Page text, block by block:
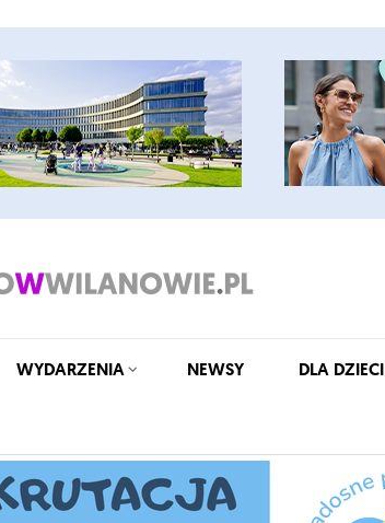
WYDARZENIA NEWSY DLA DZIECI